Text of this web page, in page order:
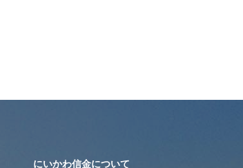
にいかわ信金について